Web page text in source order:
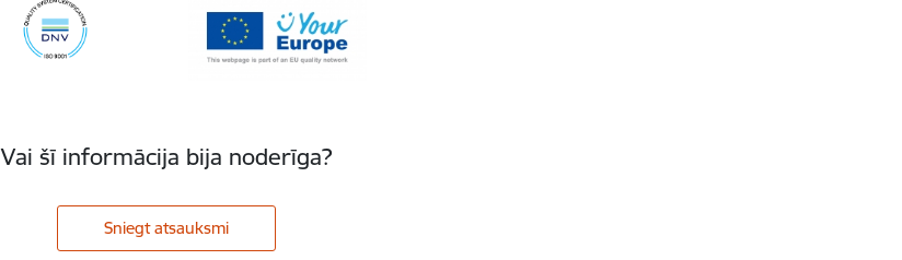
Vai šī informācija bija noderīga?
Sniegt atsauksmi